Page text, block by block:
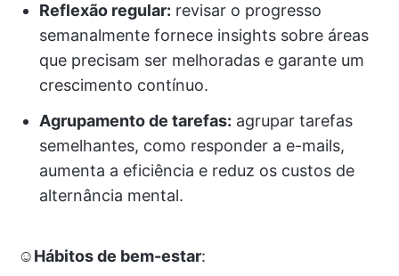
Reflexão regular: revisar o progresso
semanalmente fornece insights sobre áreas
que precisam ser melhoradas e garante um
crescimento contínuo.
Agrupamento de tarefas: agrupar tarefas
semelhantes, como responder a e-mails,
aumenta a eficiência e reduz os custos de
alternância mental.
☺️Hábitos de bem-estar: